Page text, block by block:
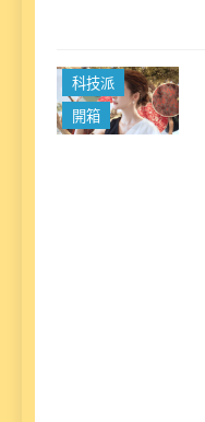
科技派
開箱